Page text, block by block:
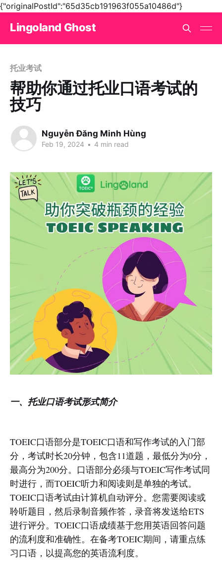
{"originalPostId":"65d35cb191963f055a10486d"}
Lingoland Ghost
托业考试
帮助你通过托业口语考试的
技巧
Nguyễn Đăng Minh Hùng
Feb 19, 2024 • 4 min read
一、托业口语考试形式简介
TOEIC口语部分是TOEIC口语和写作考试的入门部
分，考试时长20分钟，包含11道题，最低分为0分，
最高分为200分。口语部分必须与TOEIC写作考试同
时进行，而TOEIC听力和阅读则是单独的考试。
TOEIC口语考试由计算机自动评分。您需要阅读或
聆听题目，然后录制音频作答，录音将发送给ETS
进行评分。TOEIC口语成绩基于您用英语回答问题
的流利度和准确性。在备考TOEIC期间，请重点练
习口语，以提高您的英语流利度。